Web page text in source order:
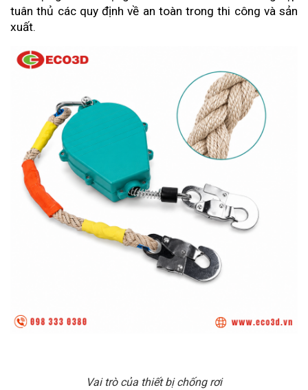
tuân thủ các quy định về an toàn trong thi công và sản
xuất.
Vai trò của thiết bị chống rơi